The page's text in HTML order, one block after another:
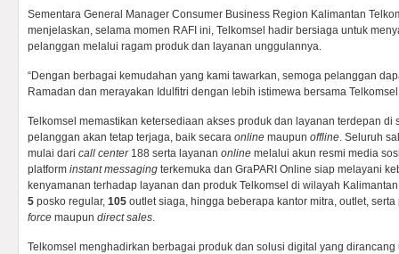
Sementara General Manager Consumer Business Region Kalimantan
menjelaskan, selama momen RAFI ini, Telkomsel hadir bersiaga untuk
pelanggan melalui ragam produk dan layanan unggulannya.
“Dengan berbagai kemudahan yang kami tawarkan, semoga pelanggan
Ramadan dan merayakan Idulfitri dengan lebih istimewa bersama
Telkomsel memastikan ketersediaan akses produk dan layanan terdepan di
pelanggan akan tetap terjaga, baik secara online maupun offline. Seluruh
mulai dari call center188 serta layanan online melalui akun resmi media
platform instant messaging terkemuka dan GraPARI Online siap melayani
kenyamanan terhadap layanan dan produk Telkomsel di wilayah
5 posko regular, 105 outlet siaga, hingga beberapa kantor mitra, outlet,
force maupun direct sales.
Telkomsel menghadirkan berbagai produk dan solusi digital yang